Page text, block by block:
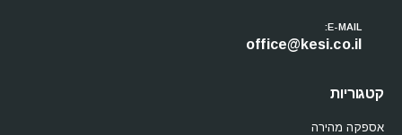
E-MAIL:
office@kesi.co.il
קטגוריות
אספקה מהירה